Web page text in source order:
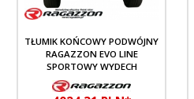
TŁUMIK KOŃCOWY PODWÓJNY
RAGAZZON EVO LINE
SPORTOWY WYDECH